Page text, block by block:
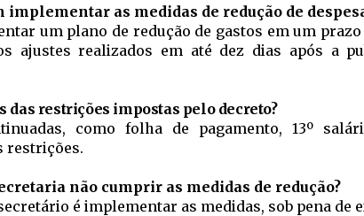
implementar as medidas de redução de
um plano de redução de gastos em um
ajustes realizados em até dez dias após a
das restrições impostas pelo decreto?
como folha de pagamento, 13º
restrições.
não cumprir as medidas de redução?
é implementar as medidas, sob pena de